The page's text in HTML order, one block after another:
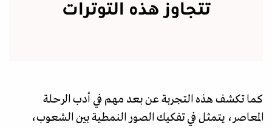
تتجاوز هذه التوترات
كما تكشف هذه التجربة عن بعد مهم في أدب الرحلة
المعاصر، يتمثل في تفكيك الصور النمطية بين الشعوب،